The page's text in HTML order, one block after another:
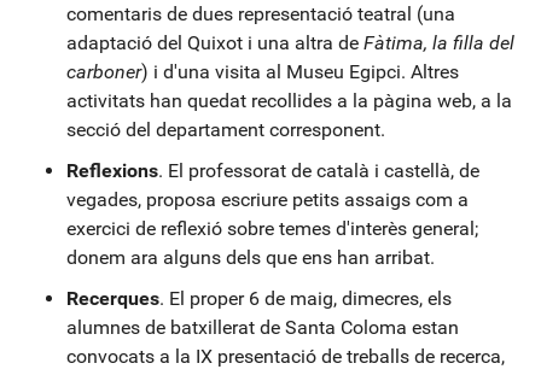
comentaris de dues representació teatral (una
adaptació del Quixot i una altra de Fàtima, la filla del
carboner) i d'una visita al Museu Egipci. Altres
activitats han quedat recollides a la pàgina web, a la
secció del departament corresponent.
Reflexions. El professorat de català i castellà, de
vegades, proposa escriure petits assaigs com a
exercici de reflexió sobre temes d'interès general;
donem ara alguns dels que ens han arribat.
Recerques. El proper 6 de maig, dimecres, els
alumnes de batxillerat de Santa Coloma estan
convocats a la IX presentació de treballs de recerca,